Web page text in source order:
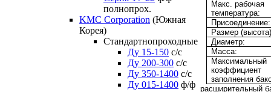
полнопрох.
KMC Corporation (Южная
Корея)
Стандартнопроходные
Ду 15-150 с/с
Ду 200-300 с/с
Ду 350-1400 с/с
Ду 015-1400 ф/ф
Макс. рабочая
температура:
Присоединение:
Размер
Диаметр:
Масса:
Максимальный
коэффициент
заполнения
расширительный